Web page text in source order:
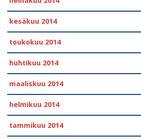
kesäkuu 2014
toukokuu 2014
huhtikuu 2014
maaliskuu 2014
helmikuu 2014
tammikuu 2014